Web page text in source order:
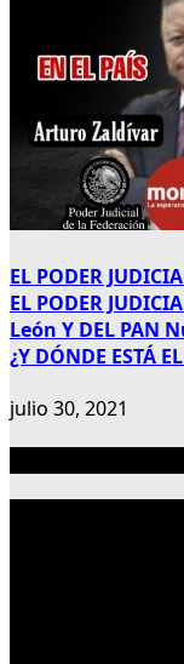
EL PODER
EL PODER
León Y DEL PAN
¿Y DÓNDE ESTÁ
julio 30, 2021